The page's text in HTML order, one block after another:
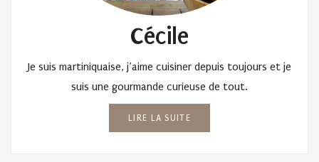
Cécile
Je suis martiniquaise, j’aime cuisiner depuis toujours et je
suis une gourmande curieuse de tout.
LIRE LA SUITE